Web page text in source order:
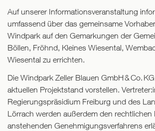
Auf unserer Informationsveranstaltung
umfassend über das gemeinsame
Windpark auf den Gemarkungen der
Böllen, Fröhnd, Kleines Wiesental,
Wiesental zu errichten.
Die Windpark Zeller Blauen GmbH&Co.
aktuellen Projektstand vorstellen.
Regierungspräsidium Freiburg und des
Lörrach werden außerdem den rechtlichen
anstehenden Genehmigungsverfahrens